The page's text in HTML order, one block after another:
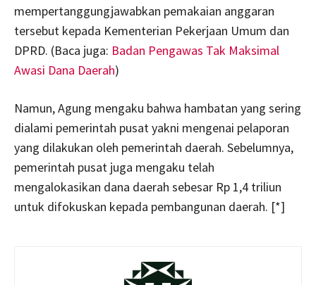
mempertanggungjawabkan pemakaian anggaran
tersebut kepada Kementerian Pekerjaan Umum dan
DPRD. (Baca juga: Badan Pengawas Tak Maksimal
Awasi Dana Daerah)
Namun, Agung mengaku bahwa hambatan yang sering
dialami pemerintah pusat yakni mengenai pelaporan
yang dilakukan oleh pemerintah daerah. Sebelumnya,
pemerintah pusat juga mengaku telah
mengalokasikan dana daerah sebesar Rp 1,4 triliun
untuk difokuskan kepada pembangunan daerah. [*]